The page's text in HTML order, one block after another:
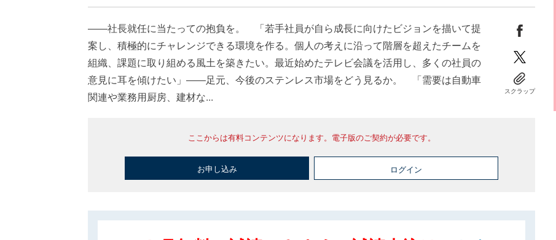
――社長就任に当たっての抱負を。 「若手社員が自ら成長に向けたビジョンを描いて提
案し、積極的にチャレンジできる環境を作る。個人の考えに沿って階層を超えたチームを
組織、課題に取り組める風土を築きたい。最近始めたテレビ会議を活用し、多くの社員の
意見に耳を傾けたい」――足元、今後のステンレス市場をどう見るか。 「需要は自動車
関連や業務用厨房、建材な...
スクラップ
ここからは有料コンテンツになります。電子版のご契約が必要です。
お申し込み ログイン